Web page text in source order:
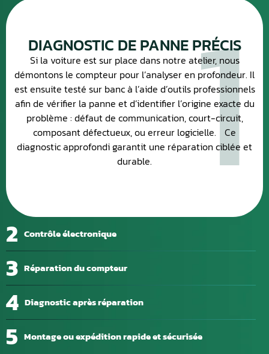
2 Contrôle électronique
3 Réparation du compteur
4 Diagnostic après réparation
5 Montage ou expédition rapide et sécurisée
1
DIAGNOSTIC DE PANNE PRÉCIS
Si la voiture est sur place dans notre atelier, nous
démontons le compteur pour l’analyser en profondeur. Il
est ensuite testé sur banc à l’aide d’outils professionnels
afin de vérifier la panne et d’identifier l’origine exacte du
problème : défaut de communication, court-circuit,
composant défectueux, ou erreur logicielle. Ce
diagnostic approfondi garantit une réparation ciblée et
durable.